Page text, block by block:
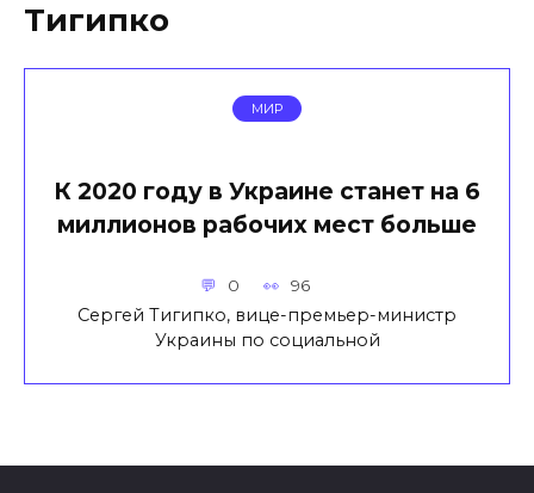
Тигипко
МИР
К 2020 году в Украине станет на 6
миллионов рабочих мест больше
0 96
Сергей Тигипко, вице-премьер-министр
Украины по социальной